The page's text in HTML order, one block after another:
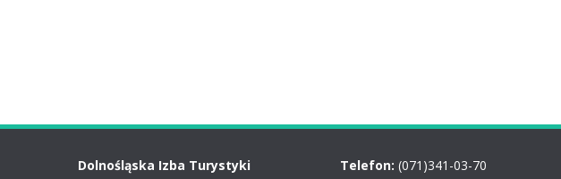
Dolnośląska Izba Turystyki
Telefon: (071)341-03-70